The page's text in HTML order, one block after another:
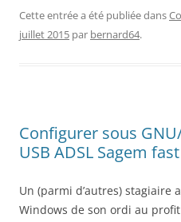
Cette entrée a été publiée dans
juillet 2015 par bernard64.
Configurer sous
USB ADSL Sagem
Un (parmi d’autres) stagiaire
Windows de son ordi au